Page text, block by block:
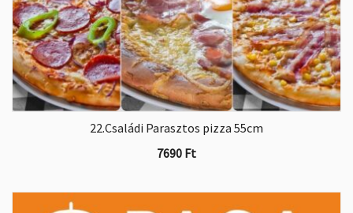
22.Családi Parasztos pizza 55cm
7690 Ft